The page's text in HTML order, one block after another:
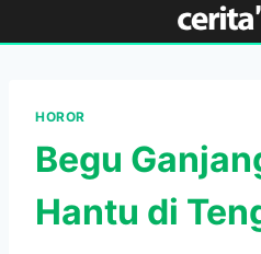
to
HOROR
Begu
Hantu di